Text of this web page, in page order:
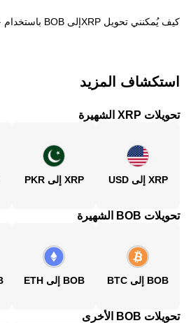
كيف يُمكنني تحويل ‏XRPإلى ‏BOB باستخدام حاسبة العملات الرقمية؟
استكشاف المزيد
تحويلات XRP الشهيرة
XRP إلى USD XRP إلى PKR
تحويلات BOB الشهيرة
BOB إلى BTC BOB إلى ETH
تحويلات BOB الأخرى